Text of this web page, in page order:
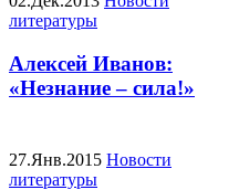
литературы
Алексей Иванов:
«Незнание – сила!»
27.Янв.2015 Новости
литературы